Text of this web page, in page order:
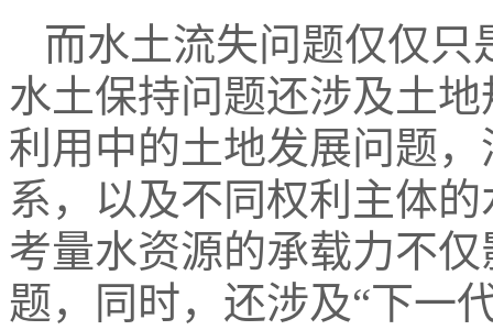
而水土流失问题仅仅
水土保持问题还涉及土
利用中的土地发展问题
系，以及不同权利主体
考量水资源的承载力不
题，同时，还涉及“下一